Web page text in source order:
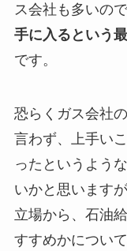
ス会社も多いの
手に入るという
です。
恐らくガス会社
言わず、上手い
ったというよう
いかと思います
立場から、石油
すすめかについ